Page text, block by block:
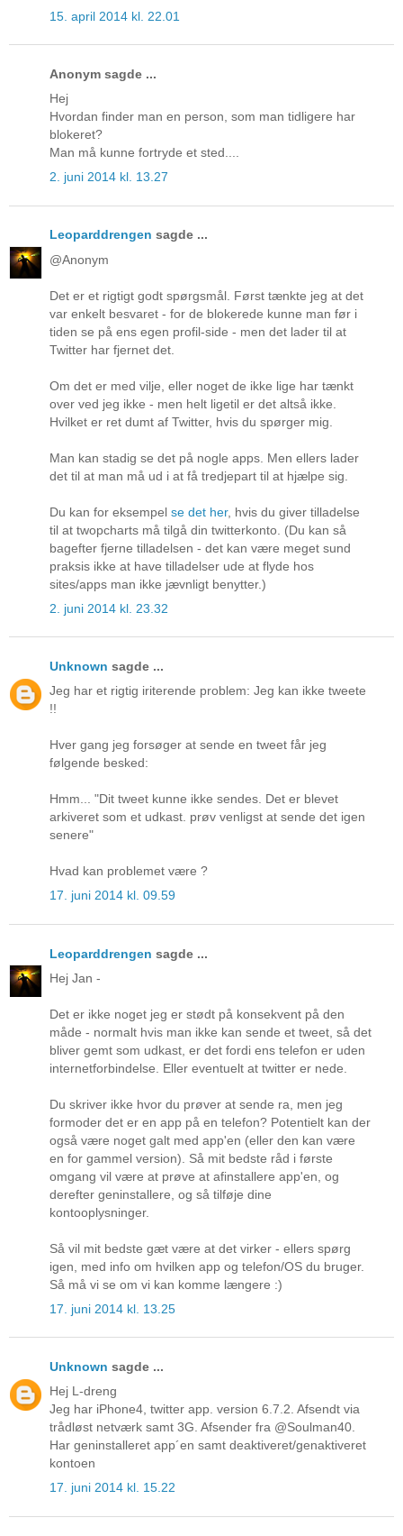
15. april 2014 kl. 22.01
Anonym sagde ...
Hej
Hvordan finder man en person, som man tidligere har
blokeret?
Man må kunne fortryde et sted....
2. juni 2014 kl. 13.27
Leoparddrengen sagde ...
@Anonym
Det er et rigtigt godt spørgsmål. Først tænkte jeg at det
var enkelt besvaret - for de blokerede kunne man før i
tiden se på ens egen profil-side - men det lader til at
Twitter har fjernet det.
Om det er med vilje, eller noget de ikke lige har tænkt
over ved jeg ikke - men helt ligetil er det altså ikke.
Hvilket er ret dumt af Twitter, hvis du spørger mig.
Man kan stadig se det på nogle apps. Men ellers lader
det til at man må ud i at få tredjepart til at hjælpe sig.
Du kan for eksempel se det her, hvis du giver tilladelse
til at twopcharts må tilgå din twitterkonto. (Du kan så
bagefter fjerne tilladelsen - det kan være meget sund
praksis ikke at have tilladelser ude at flyde hos
sites/apps man ikke jævnligt benytter.)
2. juni 2014 kl. 23.32
Unknown sagde ...
Jeg har et rigtig iriterende problem: Jeg kan ikke tweete
!!
Hver gang jeg forsøger at sende en tweet får jeg
følgende besked:
Hmm... "Dit tweet kunne ikke sendes. Det er blevet
arkiveret som et udkast. prøv venligst at sende det igen
senere"
Hvad kan problemet være ?
17. juni 2014 kl. 09.59
Leoparddrengen sagde ...
Hej Jan -
Det er ikke noget jeg er stødt på konsekvent på den
måde - normalt hvis man ikke kan sende et tweet, så det
bliver gemt som udkast, er det fordi ens telefon er uden
internetforbindelse. Eller eventuelt at twitter er nede.
Du skriver ikke hvor du prøver at sende ra, men jeg
formoder det er en app på en telefon? Potentielt kan der
også være noget galt med app'en (eller den kan være
en for gammel version). Så mit bedste råd i første
omgang vil være at prøve at afinstallere app'en, og
derefter geninstallere, og så tilføje dine
kontooplysninger.
Så vil mit bedste gæt være at det virker - ellers spørg
igen, med info om hvilken app og telefon/OS du bruger.
Så må vi se om vi kan komme længere :)
17. juni 2014 kl. 13.25
Unknown sagde ...
Hej L-dreng
Jeg har iPhone4, twitter app. version 6.7.2. Afsendt via
trådløst netværk samt 3G. Afsender fra @Soulman40.
Har geninstalleret app´en samt deaktiveret/genaktiveret
kontoen
17. juni 2014 kl. 15.22